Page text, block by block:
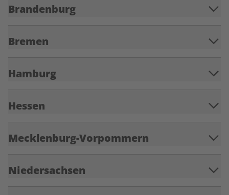
Brandenburg
Bremen
Hamburg
Hessen
Mecklenburg-Vorpommern
Niedersachsen